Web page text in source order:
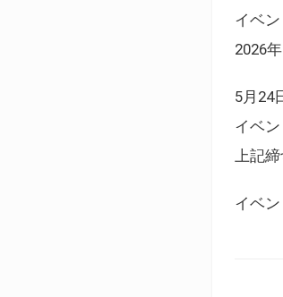
イベ
2026
5月24
イベ
上記
イベ